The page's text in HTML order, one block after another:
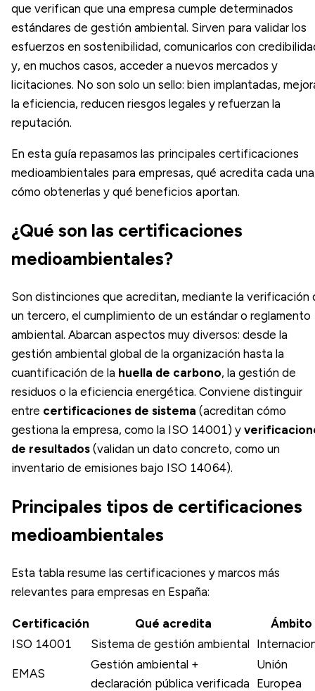
que verifican que una empresa cumple determinados
estándares de gestión ambiental. Sirven para validar los
esfuerzos en sostenibilidad, comunicarlos con
y, en muchos casos, acceder a nuevos mercados y
licitaciones. No son solo un sello: bien implantadas,
la eficiencia, reducen riesgos legales y refuerzan la
reputación.
En esta guía repasamos las principales certificaciones
medioambientales para empresas, qué acredita cada
cómo obtenerlas y qué beneficios aportan.
¿Qué son las certificaciones
medioambientales?
Son distinciones que acreditan, mediante la verificación
un tercero, el cumplimiento de un estándar o reglamento
ambiental. Abarcan aspectos muy diversos: desde la
gestión ambiental global de la organización hasta la
cuantificación de la huella de carbono, la gestión de
residuos o la eficiencia energética. Conviene distinguir
entre certificaciones de sistema (acreditan cómo
gestiona la empresa, como la ISO 14001) y
de resultados (validan un dato concreto, como un
inventario de emisiones bajo ISO 14064).
Principales tipos de certificaciones
medioambientales
Esta tabla resume las certificaciones y marcos más
relevantes para empresas en España:
Certificación Qué acredita
Ámbito
ISO 14001
Sistema de gestión ambiental
EMAS
Gestión ambiental +
declaración pública verificada
Unión
Europea